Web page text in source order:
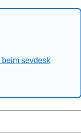
sevdesk